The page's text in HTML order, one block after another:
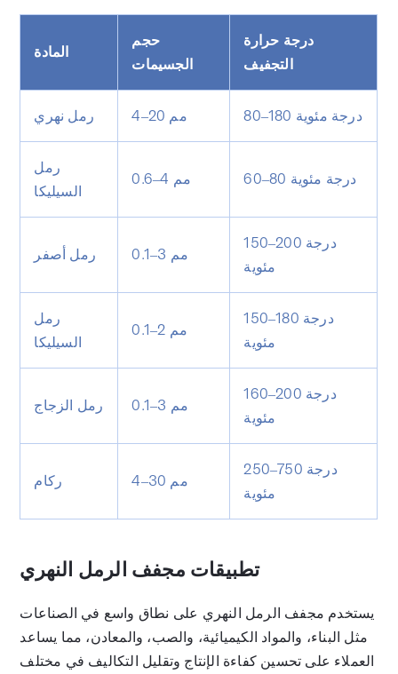
المادة
حجم
الجسيمات
درجة حرارة
التجفيف
رمل نهري 4–20 مم 80–180 درجة مئوية
رمل
السيليكا
0.6–4 مم 60–80 درجة مئوية
رمل أصفر 0.1–3 مم
150–200 درجة
مئوية
رمل
السيليكا
0.1–2 مم
150–180 درجة
مئوية
رمل الزجاج 0.1–3 مم
160–200 درجة
مئوية
ركام 4–30 مم
250–750 درجة
مئوية
تطبيقات مجفف الرمل النهري
يستخدم مجفف الرمل النهري على نطاق واسع في الصناعات
مثل البناء، والمواد الكيميائية، والصب، والمعادن، مما يساعد
العملاء على تحسين كفاءة الإنتاج وتقليل التكاليف في مختلف